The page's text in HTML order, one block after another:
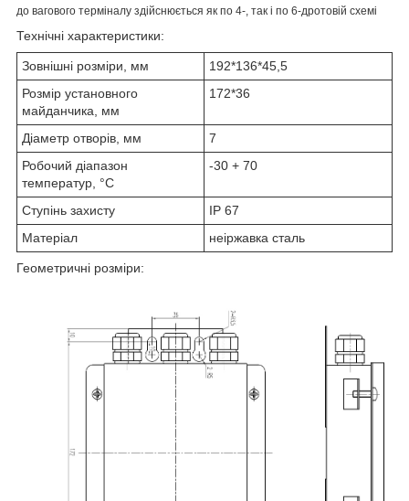
до вагового терміналу здійснюється як по 4-, так і по 6-дротовій схемі
Технічні характеристики:
Зовнішні розміри, мм
192*136*45,5
Розмір установного
майданчика, мм
172*36
Діаметр отворів, мм
7
Робочий діапазон
температур, °C
-30 + 70
Ступінь захисту
IP 67
Матеріал
неіржавка сталь
Геометричні розміри: